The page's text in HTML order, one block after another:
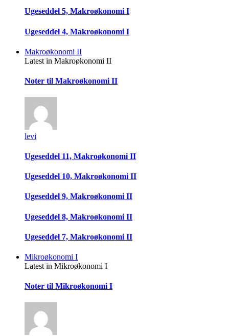
Ugeseddel 5, Makroøkonomi I
Ugeseddel 4, Makroøkonomi I
Makroøkonomi II
Latest in Makroøkonomi II
Noter til Makroøkonomi II
levi
Ugeseddel 11, Makroøkonomi II
Ugeseddel 10, Makroøkonomi II
Ugeseddel 9, Makroøkonomi II
Ugeseddel 8, Makroøkonomi II
Ugeseddel 7, Makroøkonomi II
Mikroøkonomi I
Latest in Mikroøkonomi I
Noter til Mikroøkonomi I